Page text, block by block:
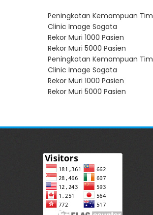
Peningkatan Kemampuan Tim
Clinic Image Sogata
Rekor Muri 1000 Pasien
Rekor Muri 5000 Pasien
Peningkatan Kemampuan Tim
Clinic Image Sogata
Rekor Muri 1000 Pasien
Rekor Muri 5000 Pasien